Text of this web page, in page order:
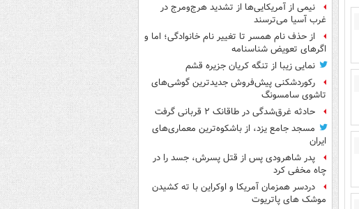
نیمی از آمریکایی‌ها از تشدید هرج‌ومرج در
غرب آسیا می‌ترسند
از حذف نام همسر تا تغییر نام خانوادگی؛ اما و
اگرهای تعویض شناسنامه
نمایی زیبا از تنگه کریان جزیره قشم
رکوردشکنی پیش‌فروش جدیدترین گوشی‌های
تاشوی سامسونگ
حادثه غرق‌شدگی در طاقانک ۲ قربانی گرفت
مسجد جامع یزد، از باشکوه‌ترین معماری‌های
ایران
پدر شاهرودی پس از قتل پسرش، جسد را در
چاه مخفی کرد
دردسر همزمان آمریکا و اوکراین با ته کشیدن
موشک های پاتریوت